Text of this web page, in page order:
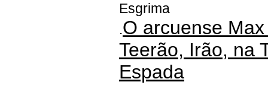
Esgrima
.O arcuense
Teerão, Irão, na
Espada